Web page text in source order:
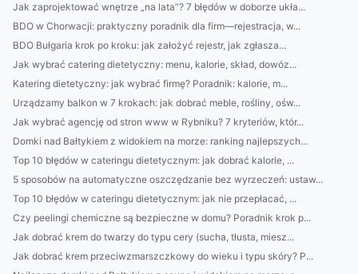
Jak zaprojektować wnętrze „na lata”? 7 błędów w doborze ukła...
BDO w Chorwacji: praktyczny poradnik dla firm—rejestracja, w...
BDO Bułgaria krok po kroku: jak założyć rejestr, jak zgłasza...
Jak wybrać catering dietetyczny: menu, kalorie, skład, dowóz...
Katering dietetyczny: jak wybrać firmę? Poradnik: kalorie, m...
Urządzamy balkon w 7 krokach: jak dobrać meble, rośliny, ośw...
Jak wybrać agencję od stron www w Rybniku? 7 kryteriów, któr...
Domki nad Bałtykiem z widokiem na morze: ranking najlepszych...
Top 10 błędów w cateringu dietetycznym: jak dobrać kalorie, ...
5 sposobów na automatyczne oszczędzanie bez wyrzeczeń: ustaw...
Top 10 błędów w cateringu dietetycznym: jak nie przepłacać, ...
Czy peelingi chemiczne są bezpieczne w domu? Poradnik krok p...
Jak dobrać krem do twarzy do typu cery (sucha, tłusta, miesz...
Jak dobrać krem przeciwzmarszczkowy do wieku i typu skóry? P...